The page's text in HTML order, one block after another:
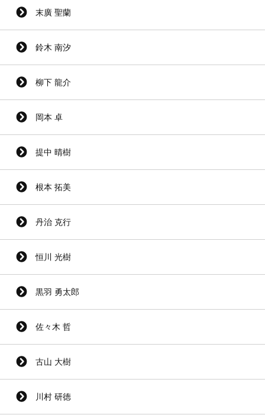
末廣 聖蘭
鈴木 南汐
柳下 龍介
岡本 卓
提中 晴樹
根本 拓美
丹治 克行
恒川 光樹
黒羽 勇太郎
佐々木 哲
古山 大樹
川村 研徳